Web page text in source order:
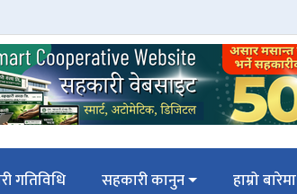
गतिविधि सहकारी कानुन हाम्रो बारेमा